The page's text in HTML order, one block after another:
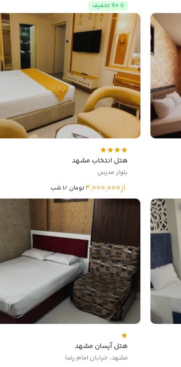
تا 0% تخفیف
هتل انتخاب مشهد
بلوار مدرس
از4,000,000تومان /1 شب
هتل آیسان مشهد
مشهد، خیابان امام رضا